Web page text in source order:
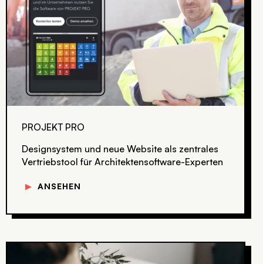
PROJEKT PRO
Designsystem und neue Website als zentrales
Vertriebstool für Architektensoftware-Experten
▼ ANSEHEN